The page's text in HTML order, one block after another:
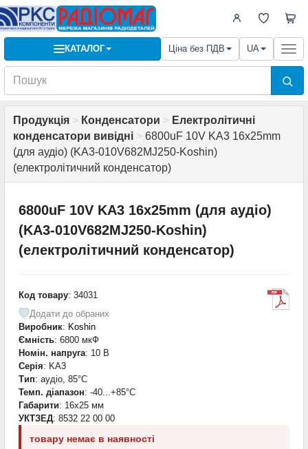
КАТАЛОГ Ціна без ПДВ UA
Продукція > Конденсатори > Електролітичні
конденсатори вивідні > 6800uF 10V KA3 16x25mm
(для аудіо) (KA3-010V682MJ250-Koshin)
(електролітичний конденсатор)
6800uF 10V KA3 16x25mm (для аудіо)
(KA3-010V682MJ250-Koshin)
(електролітичний конденсатор)
Код товару: 34031
Додати до обраних
Виробник: Koshin
Ємність: 6800 мкФ
Номін. напруга: 10 В
Серія: KA3
Тип: аудіо, 85°C
Темп. діапазон: -40...+85°С
Габарити: 16x25 мм
УКТЗЕД: 8532 22 00 00
товару немає в наявності